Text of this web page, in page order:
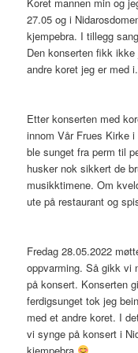
27.05 og i
kjempebra. I tillegg
Den konserten fikk
andre koret jeg er med i.
Etter konserten med
innom Vår Frues Kirke
ble sunget fra perm til
husker nok sikkert de
musikktimene. Om
ute på restaurant og
Fredag 28.05.2022
oppvarming. Så gikk vi
på konsert. Konserten
ferdigsunget tok jeg
med et andre koret. I
vi synge på konsert i